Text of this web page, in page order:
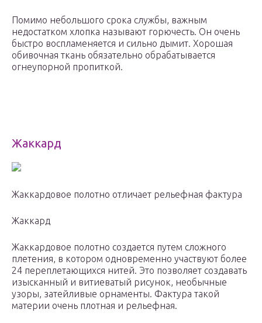
Помимо небольшого срока службы, важным
недостатком хлопка называют горючесть. Он очень
быстро воспламеняется и сильно дымит. Хорошая
обивочная ткань обязательно обрабатывается
огнеупорной пропиткой.
Жаккард
Жаккардовое полотно отличает рельефная фактура
Жаккард
Жаккардовое полотно создается путем сложного
плетения, в котором одновременно участвуют более
24 переплетающихся нитей. Это позволяет создавать
изысканный и витиеватый рисунок, необычные
узоры, затейливые орнаменты. Фактура такой
материи очень плотная и рельефная.